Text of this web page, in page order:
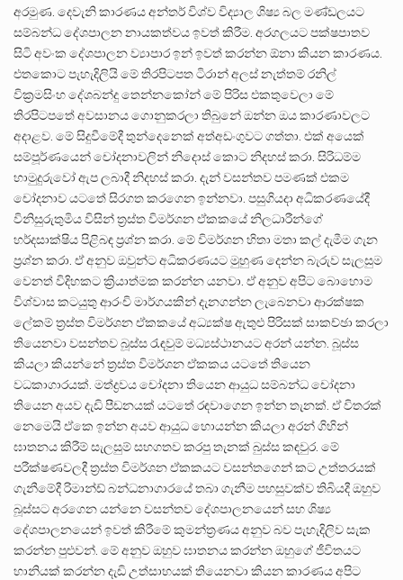
අරමුණ. දෙවැනි කාරණය අන්තර් විශ්ව විද්‍යාල ශිෂ්‍ය බල මණ්ඩලයට
සම්බන්ධ දේශපාලන නායකත්වය ඉවත් කිරීම. අරගලයට පක්ෂපාතව
සිටි අවංක දේශපාලන ව්‍යාපාර ඉන් ඉවත් කරන්න ඕනා කියන කාරණය.
එතකොට පැහැදිලියි මේ තිරපිටපත ටිරාන් අලස් නැත්තම් රනිල්
වික්‍රමසිංහ දේශබන්දු තෙන්නකෝන් මේ පිරිස එකතුවෙලා මේ
තිරපිටපතේ අවසානය ගොනුකරලා තිබුනේ ඔන්න ඔය කාරණාවලට
අදාළව. මේ සිදුවීමේදී තුන්දෙනෙක් අත්අඩංගුවට ගත්තා. එක් අයෙක්
සම්පූර්ණයෙන් චෝදනාවලින් නිදොස් කොට නිදහස් කරා. සිරිධම්ම
හාමුදුරුවෝ ඇප ලබාදී නිදහස් කරා. දැන් වසන්තව පමණක් එකම
චෝදනාව යටතේ සිරගත කරගෙන ඉන්නවා. පසුගියදා අධිකරණයේදී
විනිසුරුතුමිය විසින් ත්‍රස්ත විමර්ශන ඒකකයේ නිලධාරීන්ගේ
හර්දසාක්ෂිය පිළිබඳ ප්‍රශ්න කරා. මේ විමර්ශන හිතා මතා කල් දැමීම ගැන
ප්‍රශ්න කරා. ඒ අනුව ඔවුන්ට අධිකරණයට මුහුණ දෙන්න බැරුව සැලසුම
වෙනත් විදිහකට ක්‍රියාත්මක කරන්න යනවා. ඒ අනුව අපිට බොහොම
විශ්වාස කටයුතු ආරංචි මාර්ගයකින් දැනගන්න ලැබෙනවා ආරක්ෂක
ලේකම් ත්‍රස්ත විමර්ශන ඒකකයේ අධ්‍යක්ෂ ඇතුළු පිරිසක් සාකච්ඡා කරලා
තියෙනවා වසන්තව බූස්ස රැඳවුම් මධ්‍යස්ථානයට අරන් යන්න. බූස්ස
කියලා කියන්නේ ත්‍රස්ත විමර්ශන ඒකකය යටතේ තියෙන
වධකාගාරයක්. මත්ද්‍රවය චෝදනා තියෙන ආයුධ සම්බන්ධ චෝදනා
තියෙන අයව දැඩි පීඩනයක් යටතේ රඳවාගෙන ඉන්න තැනක්. ඒ විතරක්
නෙමෙයි ඒකෙ ඉන්න අයව ආයුධ හොයන්න කියලා අරන් ගිහින්
ඝාතනය කිරීම් සැලසුම් සහගතව කරපු තැනක් බුස්ස කඳවුර. මේ
පරීක්ෂණවලදී ත්‍රස්ත විමර්ශන ඒකකයට වසන්තගෙන් කට උත්තරයක්
ගැනීමේදී රිමාන්ඩ් බන්ධනාගාරයේ තබා ගැනීම පහසුවක්ව තිබියදී ඔහුව
බූස්සට අරගෙන යන්නෙ වසන්තව දේශපාලනයෙන් සහ ශිෂ්‍ය
දේශපාලනයෙන් ඉවත් කිරීමේ කුමන්ත්‍රණය අනුව බව පැහැදිලිව සැක
කරන්න පුළුවන්. මේ අනුව ඔහුව ඝාතනය කරන්න ඔහුගේ ජීවිතයට
හානියක් කරන්න දැඩි උත්සාහයක් තියෙනවා කියන කාරණය අපිට